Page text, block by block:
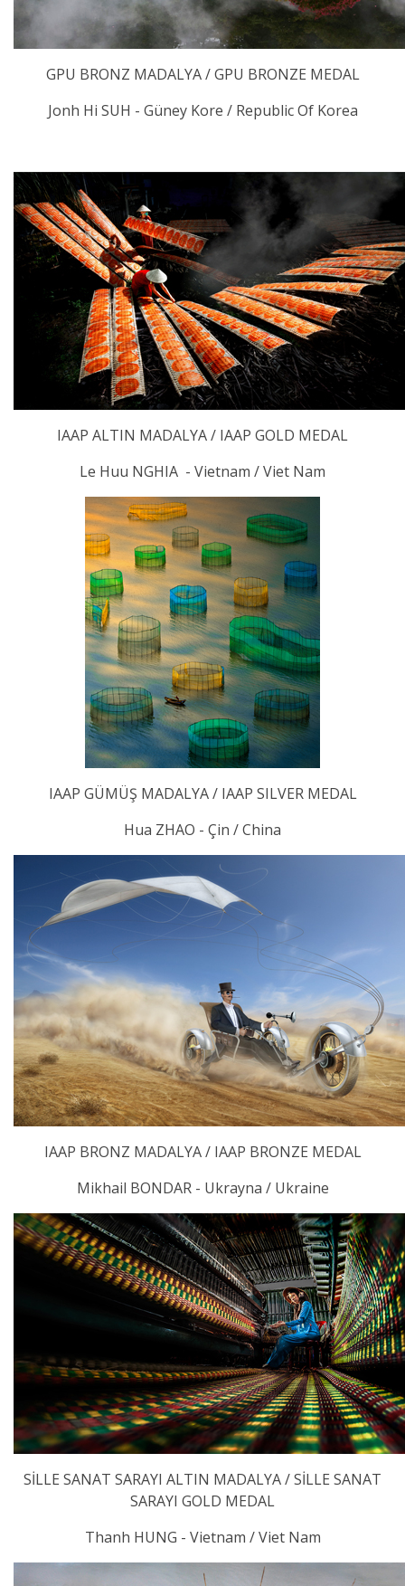
GPU BRONZ MADALYA / GPU BRONZE MEDAL
Jonh Hi SUH - Güney Kore / Republic Of Korea
IAAP ALTIN MADALYA / IAAP GOLD MEDAL
Le Huu NGHIA - Vietnam / Viet Nam
IAAP GÜMÜŞ MADALYA / IAAP SILVER MEDAL
Hua ZHAO - Çin / China
IAAP BRONZ MADALYA / IAAP BRONZE MEDAL
Mikhail BONDAR - Ukrayna / Ukraine
SİLLE SANAT SARAYI ALTIN MADALYA / SİLLE SANAT
SARAYI GOLD MEDAL
Thanh HUNG - Vietnam / Viet Nam